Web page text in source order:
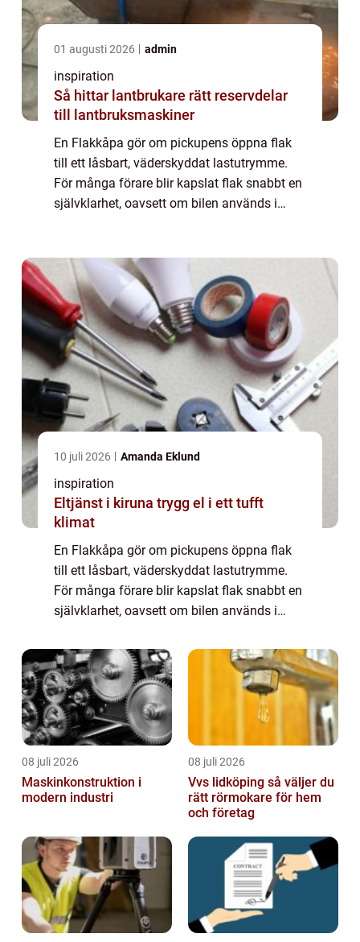
01 augusti 2026 admin
inspiration
Så hittar lantbrukare rätt reservdelar
till lantbruksmaskiner
En Flakkåpa gör om pickupens öppna flak
till ett låsbart, väderskyddat lastutrymme.
För många förare blir kapslat flak snabbt en
självklarhet, oavsett om bilen används i
10 juli 2026 Amanda Eklund
inspiration
Eltjänst i kiruna trygg el i ett tufft
klimat
En Flakkåpa gör om pickupens öppna flak
till ett låsbart, väderskyddat lastutrymme.
För många förare blir kapslat flak snabbt en
självklarhet, oavsett om bilen används i
familjebil. Med rätt kåpa får man bät...
08 juli 2026
Maskinkonstruktion i
modern industri
08 juli 2026
Vvs lidköping så väljer du
rätt rörmokare för hem
och företag